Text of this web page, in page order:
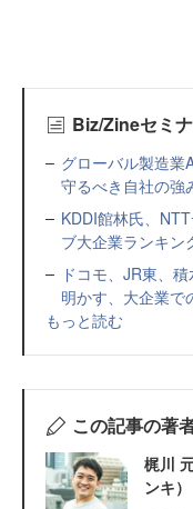
Biz/Zineセミ
グローバル製造業
守るべき自社の強
KDDI館林氏、
ブ大企業ランキン
ドコモ、JR東、
明かす、大企業で
もっと読む
この記事の著
梶川
ンキ）